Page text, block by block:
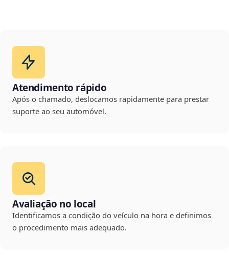
Atendimento rápido
Após o chamado, deslocamos rapidamente para prestar
suporte ao seu automóvel.
Avaliação no local
Identificamos a condição do veículo na hora e definimos
o procedimento mais adequado.